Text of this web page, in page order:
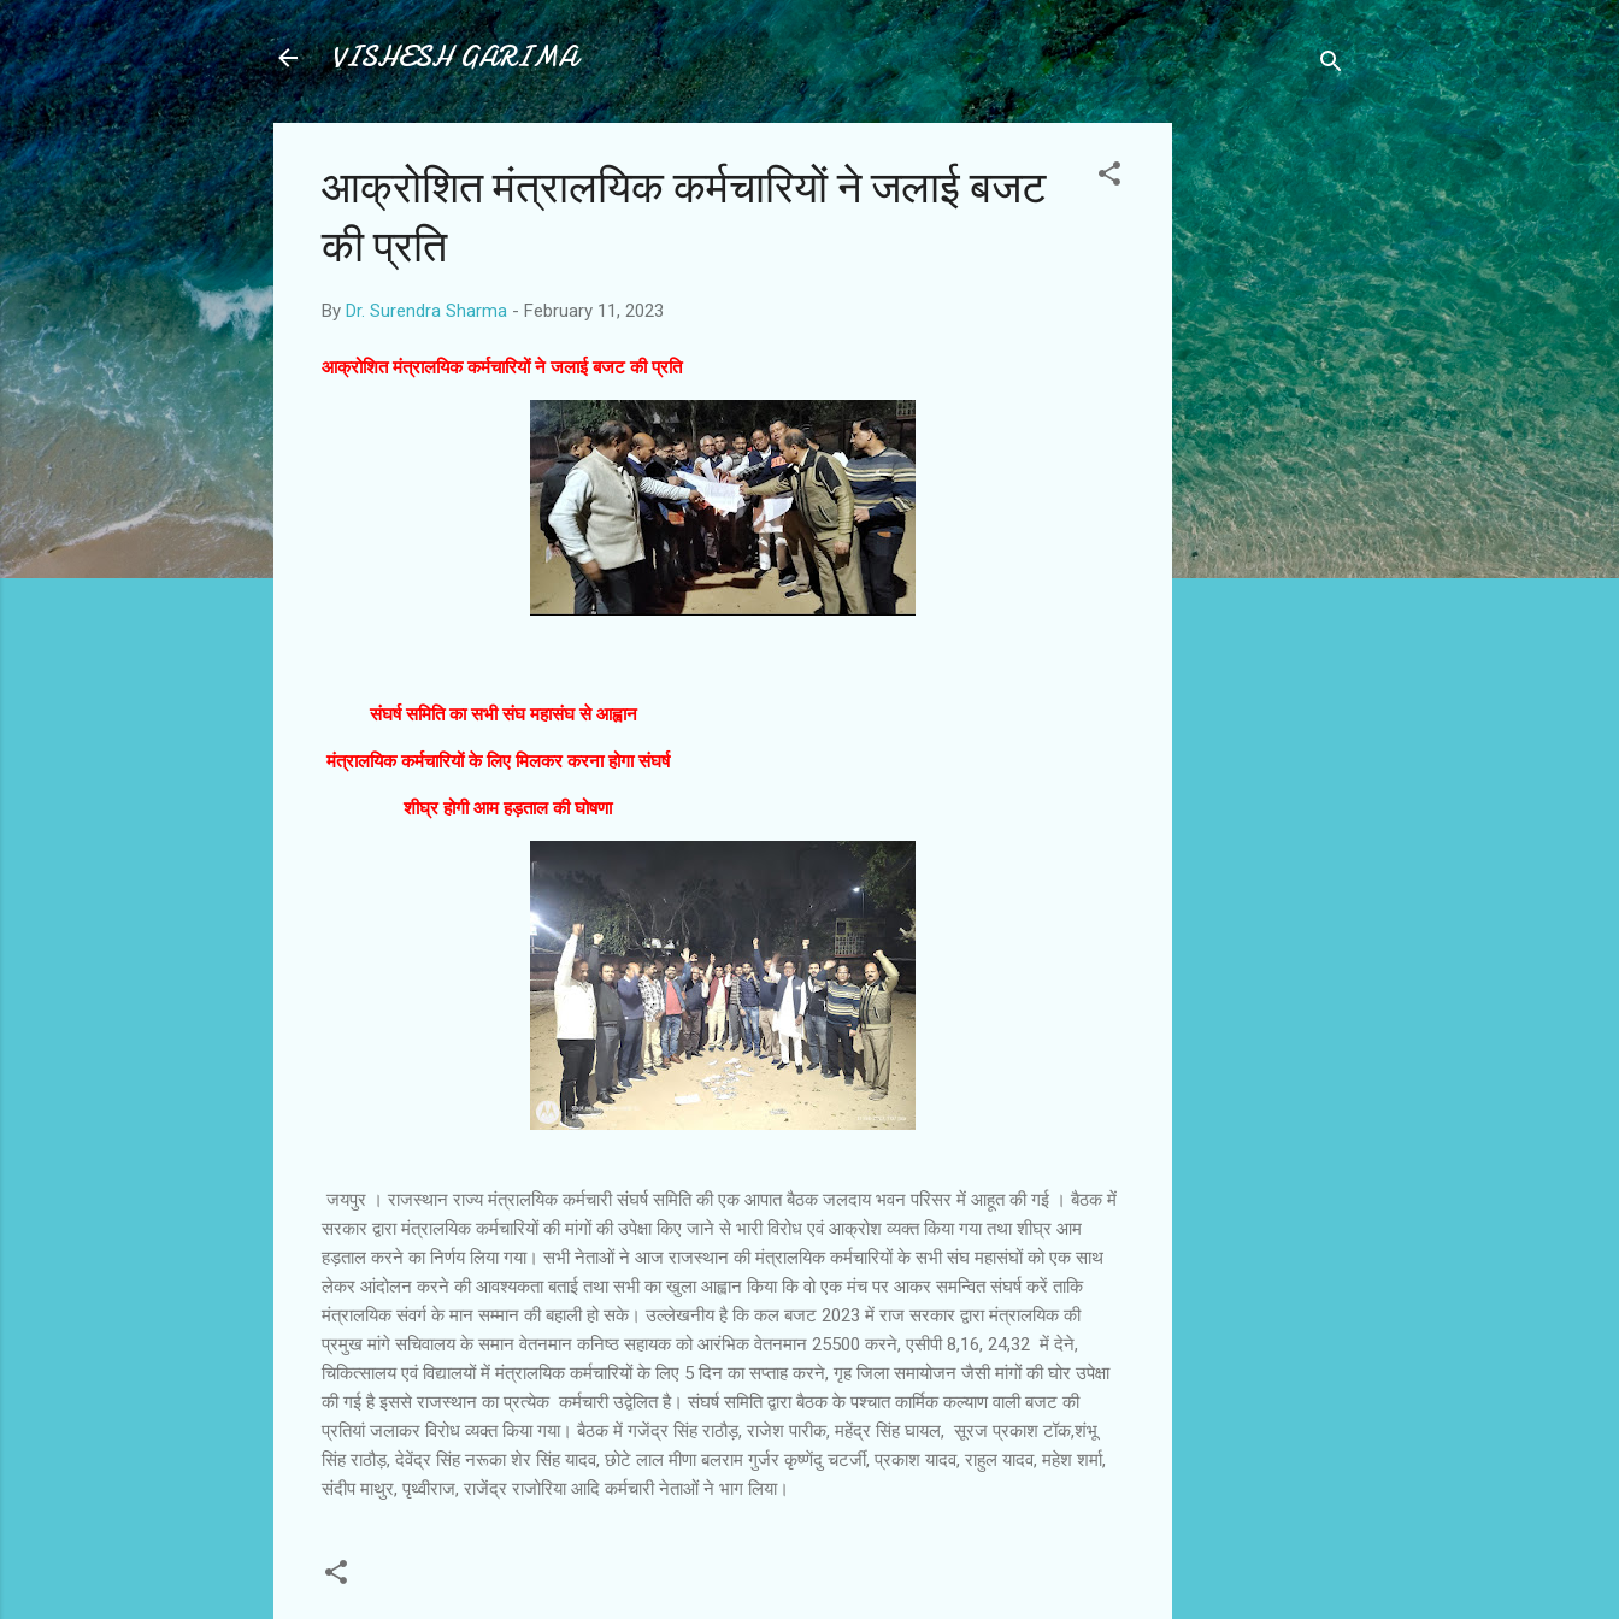
Skip to main content
VISHESH GARIMA
आक्रोशित मंत्रालयिक कर्मचारियों ने जलाई बजट
की प्रति
By Dr. Surendra Sharma - February 11, 2023
आक्रोशित मंत्रालयिक कर्मचारियों ने जलाई बजट की प्रति
संघर्ष समिति का सभी संघ महासंघ से आह्वान
मंत्रालयिक कर्मचारियों के लिए मिलकर करना होगा संघर्ष
शीघ्र होगी आम हड़ताल की घोषणा
जयपुर । राजस्थान राज्य मंत्रालयिक कर्मचारी संघर्ष समिति की एक आपात बैठक जलदाय भवन परिसर में आहूत की गई । बैठक में
सरकार द्वारा मंत्रालयिक कर्मचारियों की मांगों की उपेक्षा किए जाने से भारी विरोध एवं आक्रोश व्यक्त किया गया तथा शीघ्र आम
हड़ताल करने का निर्णय लिया गया। सभी नेताओं ने आज राजस्थान की मंत्रालयिक कर्मचारियों के सभी संघ महासंघों को एक साथ
लेकर आंदोलन करने की आवश्यकता बताई तथा सभी का खुला आह्वान किया कि वो एक मंच पर आकर समन्वित संघर्ष करें ताकि
मंत्रालयिक संवर्ग के मान सम्मान की बहाली हो सके। उल्लेखनीय है कि कल बजट 2023 में राज सरकार द्वारा मंत्रालयिक की
प्रमुख मांगे सचिवालय के समान वेतनमान कनिष्ठ सहायक को आरंभिक वेतनमान 25500 करने, एसीपी 8,16, 24,32 में देने,
चिकित्सालय एवं विद्यालयों में मंत्रालयिक कर्मचारियों के लिए 5 दिन का सप्ताह करने, गृह जिला समायोजन जैसी मांगों की घोर उपेक्षा
की गई है इससे राजस्थान का प्रत्येक कर्मचारी उद्वेलित है। संघर्ष समिति द्वारा बैठक के पश्चात कार्मिक कल्याण वाली बजट की
प्रतियां जलाकर विरोध व्यक्त किया गया। बैठक में गजेंद्र सिंह राठौड़, राजेश पारीक, महेंद्र सिंह घायल, सूरज प्रकाश टॉक,शंभू
सिंह राठौड़, देवेंद्र सिंह नरूका शेर सिंह यादव, छोटे लाल मीणा बलराम गुर्जर कृष्णेंदु चटर्जी, प्रकाश यादव, राहुल यादव, महेश शर्मा,
संदीप माथुर, पृथ्वीराज, राजेंद्र राजोरिया आदि कर्मचारी नेताओं ने भाग लिया।